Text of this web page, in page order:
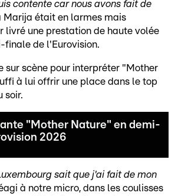
contente car nous avons fait de
Marija était en larmes mais
livré une prestation de haute volée
finale de l'Eurovision.
sur scène pour interpréter "Mother
à lui offrir une place dans le top
soir.
"Mother Nature" en demi-
2026
sait que j'ai fait de mon
à notre micro, dans les coulisses